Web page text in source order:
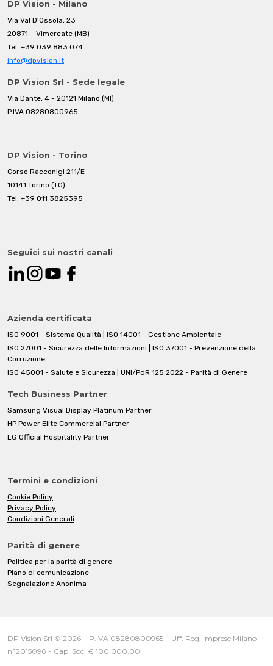
DP Vision - Milano
Via Val D’Ossola, 23
20871 – Vimercate (MB)
Tel. +39 039 883 074
info@dpvision.it
DP Vision Srl - Sede legale
Via Dante, 4 - 20121 Milano (MI)
P.IVA 08280800965
DP Vision - Torino
Corso Racconigi 211/E
10141 Torino (TO)
Tel. +39 011 3825395
Azienda certificata
ISO 9001 - Sistema Qualità | ISO 14001 - Gestione Ambientale
ISO 27001 - Sicurezza delle Informazioni | ISO 37001 - Prevenzione della
Corruzione
ISO 45001 - Salute e Sicurezza | UNI/PdR 125:2022 - Parità di Genere
Tech Business Partner
Samsung Visual Display Platinum Partner
HP Power Elite Commercial Partner
LG Official Hospitality Partner
Seguici sui nostri canali
Termini e condizioni
Cookie Policy
Privacy Policy
Condizioni Generali
Parità di genere
Politica per la parità di genere
Piano di comunicazione
Segnalazione Anonima
DP Vision Srl © 2026 - P.IVA 08280800965 - Uff. Reg. Imprese Milano
n°2015096 - Cap. Soc: € 100.000,00